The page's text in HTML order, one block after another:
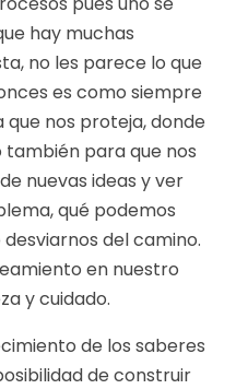
hay muchas
no les parece lo que
es como siempre
nos proteja, donde
para que nos
nuevas ideas y ver
qué podemos
del camino.
en nuestro
y cuidado.
de los saberes
de construir